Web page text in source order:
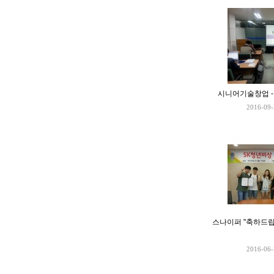
시니어기술창업
2016-
스나이퍼 "축하드
2016-